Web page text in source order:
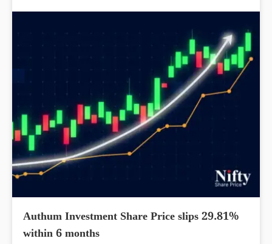
Authum Investment Share Price slips 29.81%
within 6 months